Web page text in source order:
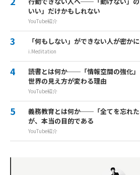
いい」だけかもしれない
YouTube紹介
「何もしない」ができない人が密か
i.Meditation
読書とは何か──「情報空間の強化
世界の見え方が変わる理由
YouTube紹介
義務教育とは何か──「全てを忘れ
が、本当の目的である
YouTube紹介